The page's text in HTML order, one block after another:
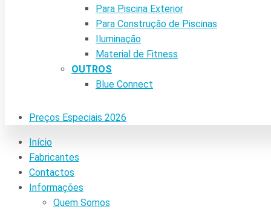
Para Piscina Exterior
Para Construção de Piscinas
Iluminação
Material de Fitness
OUTROS
Blue Connect
Preços Especiais 2026
Início
Fabricantes
Contactos
Informações
Quem Somos